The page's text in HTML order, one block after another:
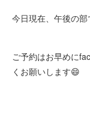
今日現在、午後の部
ご予約はお早めに
くお願いします😄